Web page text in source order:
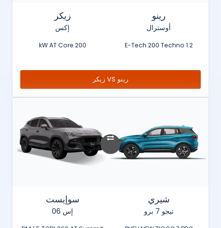
رينو
أوسترال
1.2 E-Tech 200 Techno
زيكر
إكس
200 kW AT Core
رينو VS زيكر
شيري
تيجو 7 برو
سوإيست
إس 06